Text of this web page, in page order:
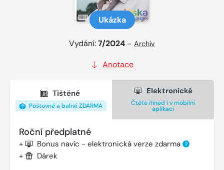
Ukázka
Vydání:7/2024 – Archiv
Anotace
Tištěné
Poštovné a balné ZDARMA
Elektronické
Čtěte ihned i v mobilní
aplikaci
Roční předplatné
+ Bonus navíc - elektronická verze zdarma ?
+ Dárek